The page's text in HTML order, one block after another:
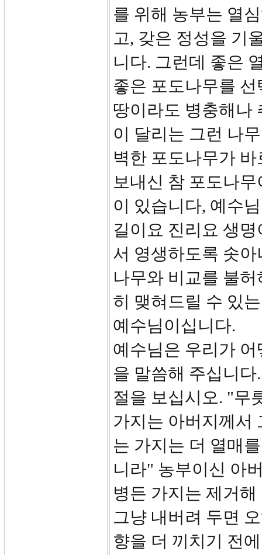
를 위해 농부는 열
고, 갖은 정성을 기
니다. 그런데 좋은
좋은 포도나무를
땅이라도 병충해나
이 달리는 그런 나
벽한 포도나무가
보내신 참 포도나
이 있습니다, 예수
길이요 진리요 생
서 영생하도록 솟
나무와 비교를 불
히 맺혀드릴 수 있
예수님이십니다.
예수님은 우리가
을 말씀해 주십니
절을 보십시오. "무
가지는 아버지께서
는 가지는 더 열매
니라" 농부이신 아
병든 가지는 제거
그냥 내버려 두면
향을 더 끼치기 전